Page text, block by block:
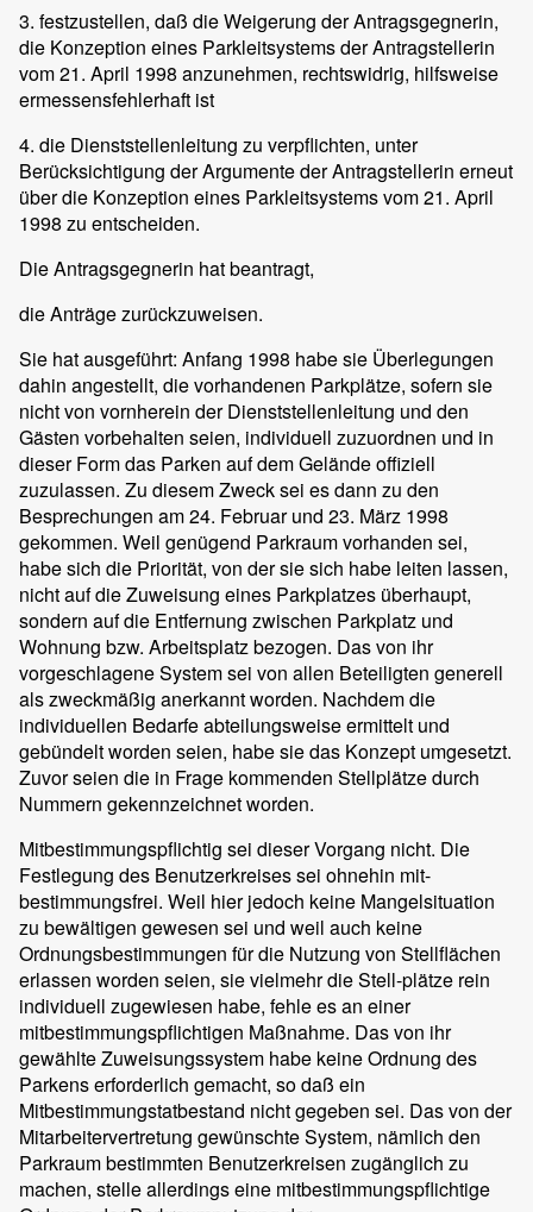
3. festzustellen, daß die Weigerung der Antragsgegnerin,
die Konzeption eines Parkleitsystems der Antragstellerin
vom 21. April 1998 anzunehmen, rechtswidrig, hilfsweise
ermessensfehlerhaft ist
4. die Dienststellenleitung zu verpflichten, unter
Berücksichtigung der Argumente der Antragstellerin erneut
über die Konzeption eines Parkleitsystems vom 21. April
1998 zu entscheiden.
Die Antragsgegnerin hat beantragt,
die Anträge zurückzuweisen.
Sie hat ausgeführt: Anfang 1998 habe sie Überlegungen
dahin angestellt, die vorhandenen Parkplätze, sofern sie
nicht von vornherein der Dienststellenleitung und den
Gästen vorbehalten seien, individuell zuzuordnen und in
dieser Form das Parken auf dem Gelände offiziell
zuzulassen. Zu diesem Zweck sei es dann zu den
Besprechungen am 24. Februar und 23. März 1998
gekommen. Weil genügend Parkraum vorhanden sei,
habe sich die Priorität, von der sie sich habe leiten lassen,
nicht auf die Zuweisung eines Parkplatzes überhaupt,
sondern auf die Entfernung zwischen Parkplatz und
Wohnung bzw. Arbeitsplatz bezogen. Das von ihr
vorgeschlagene System sei von allen Beteiligten generell
als zweckmäßig anerkannt worden. Nachdem die
individuellen Bedarfe abteilungsweise ermittelt und
gebündelt worden seien, habe sie das Konzept umgesetzt.
Zuvor seien die in Frage kommenden Stellplätze durch
Nummern gekennzeichnet worden.
Mitbestimmungspflichtig sei dieser Vorgang nicht. Die
Festlegung des Benutzerkreises sei ohnehin mit-
bestimmungsfrei. Weil hier jedoch keine Mangelsituation
zu bewältigen gewesen sei und weil auch keine
Ordnungsbestimmungen für die Nutzung von Stellflächen
erlassen worden seien, sie vielmehr die Stell-plätze rein
individuell zugewiesen habe, fehle es an einer
mitbestimmungspflichtigen Maßnahme. Das von ihr
gewählte Zuweisungssystem habe keine Ordnung des
Parkens erforderlich gemacht, so daß ein
Mitbestimmungstatbestand nicht gegeben sei. Das von der
Mitarbeitervertretung gewünschte System, nämlich den
Parkraum bestimmten Benutzerkreisen zugänglich zu
machen, stelle allerdings eine mitbestimmungspflichtige